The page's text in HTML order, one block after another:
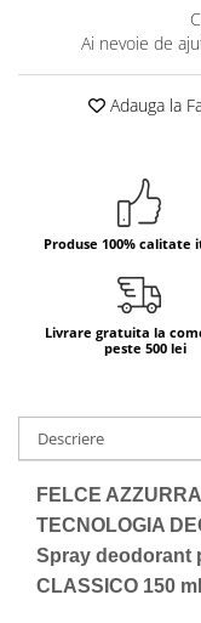
Bere italiana
Vinuri italiene
Bauturi aperitive,
Panettone cozonac
Pandoro si Balocco
Produse fara gluten
Produse de
Produse de patiserie
Ai nevoie de
Adauga la
Produse 100% calitate
Livrare gratuita la
peste 500 lei
Descriere
FELCE
TECNOLOGIA
Spray deodorant
CLASSICO 150